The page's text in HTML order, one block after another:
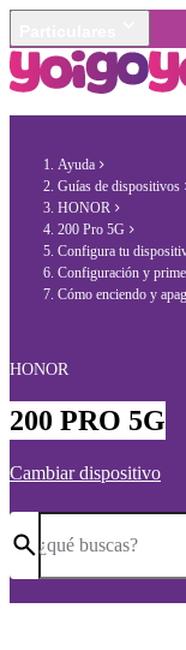
Ayuda
Guías de dispositivos
HONOR
200 Pro 5G
Configura tu
Configuración y
Cómo enciendo y
HONOR
200 PRO 5G
Cambiar dispositivo
¿qué buscas?